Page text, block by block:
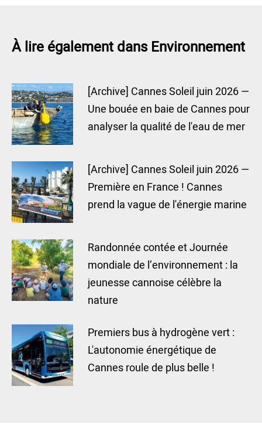
À lire également dans Environnement
[Archive] Cannes Soleil juin 2026 —
Une bouée en baie de Cannes pour
analyser la qualité de l'eau de mer
[Archive] Cannes Soleil juin 2026 —
Première en France ! Cannes
prend la vague de l'énergie marine
Randonnée contée et Journée
mondiale de l’environnement : la
jeunesse cannoise célèbre la
nature
Premiers bus à hydrogène vert :
L'autonomie énergétique de
Cannes roule de plus belle !